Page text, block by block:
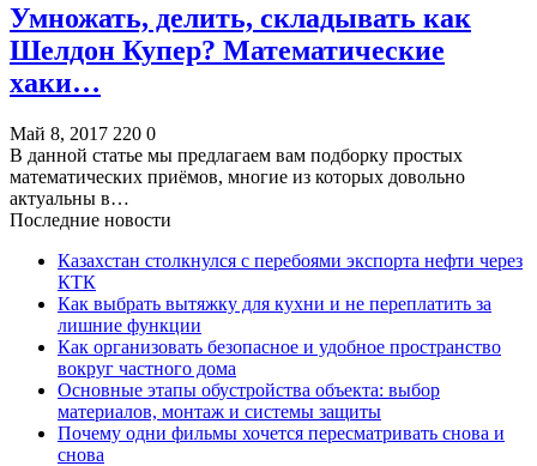
Умножать, делить, складывать как
Шелдон Купер? Математические
хаки…
Май 8, 2017 220 0
В данной статье мы предлагаем вам подборку простых
математических приёмов, многие из которых довольно
актуальны в…
Последние новости
Казахстан столкнулся с перебоями экспорта нефти через
КТК
Как выбрать вытяжку для кухни и не переплатить за
лишние функции
Как организовать безопасное и удобное пространство
вокруг частного дома
Основные этапы обустройства объекта: выбор
материалов, монтаж и системы защиты
Почему одни фильмы хочется пересматривать снова и
снова